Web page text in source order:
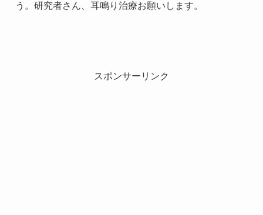
う。研究者さん、耳鳴り治療お願いします。
スポンサーリンク